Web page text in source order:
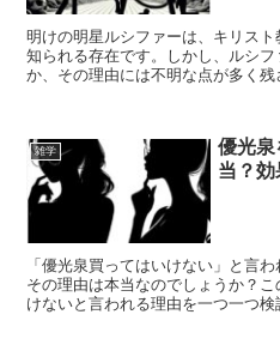
明けの明星ルシファーは、キリス
知られる存在です。しかし、ルシ
か、その理由には不明な点が多く
雑学
優光泉
当？
「優光泉買ってはいけない」と言
その理由は本当なのでしょうか？
けないと言われる理由を一つ一つ検